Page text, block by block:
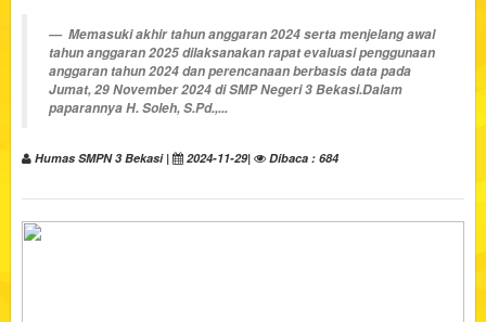
Memasuki akhir tahun anggaran 2024 serta menjelang awal
tahun anggaran 2025 dilaksanakan rapat evaluasi penggunaan
anggaran tahun 2024 dan perencanaan berbasis data pada
Jumat, 29 November 2024 di SMP Negeri 3 Bekasi.Dalam
paparannya H. Soleh, S.Pd.,...
Humas SMPN 3 Bekasi | 2024-11-29| Dibaca : 684